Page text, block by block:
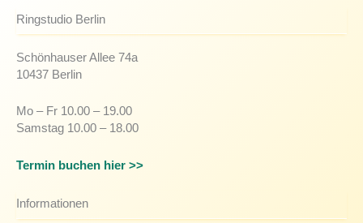
Ringstudio Berlin
Schönhauser Allee 74a
10437 Berlin
Mo – Fr 10.00 – 19.00
Samstag 10.00 – 18.00
Termin buchen hier >>
Informationen